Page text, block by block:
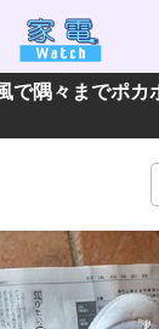
で隅々までポカ